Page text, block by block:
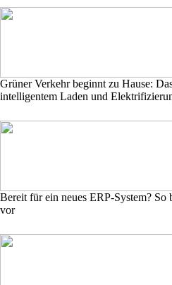
Grüner Verkehr beginnt zu Hause:
intelligentem Laden und
Bereit für ein neues ERP-System? So
vor